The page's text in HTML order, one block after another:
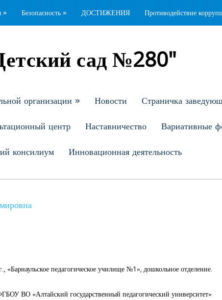
» Безопасность » ДОСТИЖЕНИЯ Противодействие
сад №280"
организации » Новости Страничка
центр Наставничество Вариативные
консилиум Инновационная деятельность
«Барнаульское педагогическое училище №1», дошкольное отделение.
ВО «Алтайский государственный педагогический университет»